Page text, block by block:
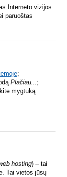
Interneto vizijos
paruoštas
;
Plačiau... ;
mygtuką
hosting) – tai
Tai vietos jūsų